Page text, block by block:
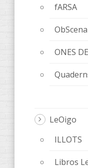
fARSA
ObScena
ONES
LeOigo
ILLOTS
Libros